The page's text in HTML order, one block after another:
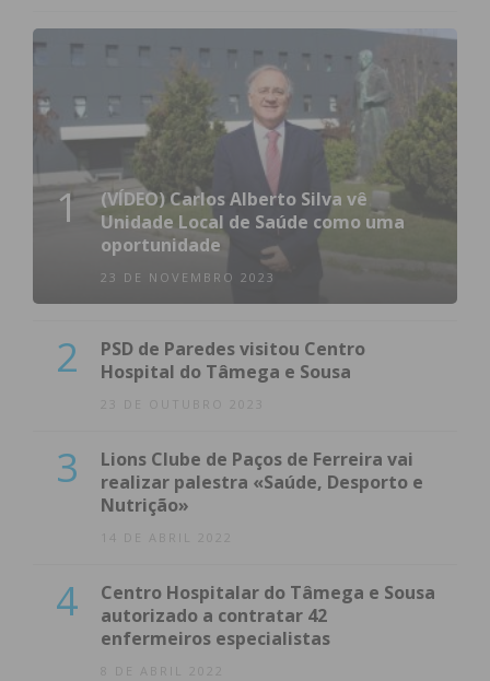
1
(VÍDEO) Carlos Alberto Silva vê
Unidade Local de Saúde como uma
oportunidade
23 DE NOVEMBRO 2023
2
PSD de Paredes visitou Centro
Hospital do Tâmega e Sousa
23 DE OUTUBRO 2023
3
Lions Clube de Paços de Ferreira vai
realizar palestra «Saúde, Desporto e
Nutrição»
14 DE ABRIL 2022
4
Centro Hospitalar do Tâmega e Sousa
autorizado a contratar 42
enfermeiros especialistas
8 DE ABRIL 2022